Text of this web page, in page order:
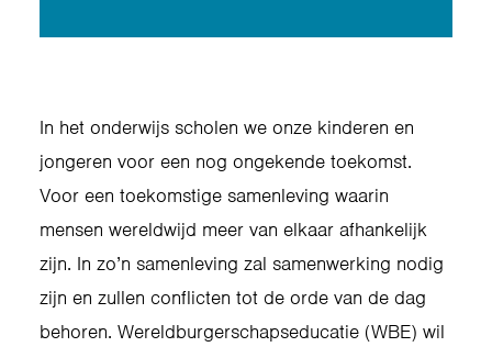
In het onderwijs scholen we onze kinderen en
jongeren voor een nog ongekende toekomst.
Voor een toekomstige samenleving waarin
mensen wereldwijd meer van elkaar afhankelijk
zijn. In zo’n samenleving zal samenwerking nodig
zijn en zullen conflicten tot de orde van de dag
behoren. Wereldburgerschapseducatie (WBE) wil